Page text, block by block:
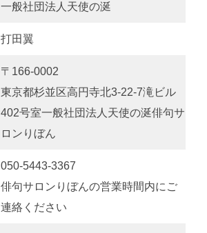
一般社団法人天使の涎
打田翼
〒166-0002
東京都杉並区高円寺北3-22-7滝ビル
402号室一般社団法人天使の涎俳句サ
ロンりぼん
050-5443-3367
俳句サロンりぼんの営業時間内にご
連絡ください